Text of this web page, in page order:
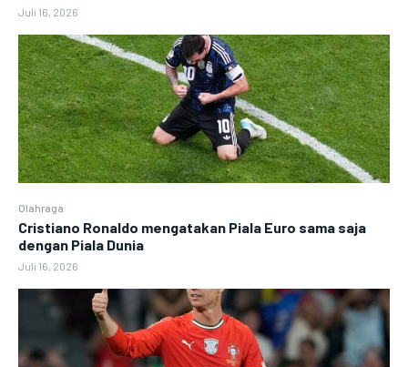
Juli 16, 2026
Olahraga
Cristiano Ronaldo mengatakan Piala Euro sama saja
dengan Piala Dunia
Juli 16, 2026